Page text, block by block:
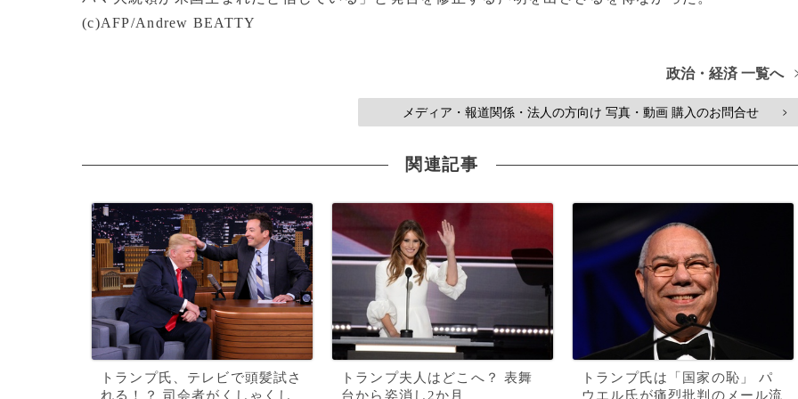
(c)AFP/Andrew BEATTY
政治・経済 一覧へ
メディア・報道関係・法人の方向け 写真・動画 購入のお問合せ >
関連記事
トランプ氏、テレビで頭髪試さ
れる！？ 司会者がくしゃくし
トランプ夫人はどこへ？ 表舞
台から姿消し2か月
トランプ氏は「国家の恥」 パ
ウエル氏が痛烈批判のメール流